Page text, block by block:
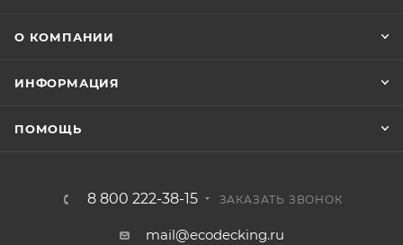
О КОМПАНИИ
ИНФОРМАЦИЯ
ПОМОЩЬ
8 800 222-38-15 ЗАКАЗАТЬ ЗВОНОК
mail@ecodecking.ru